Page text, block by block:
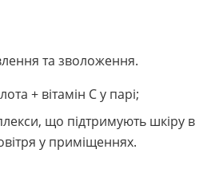
та зволоження.
+ вітамін С у парі;
що підтримують шкіру в
у приміщеннях.